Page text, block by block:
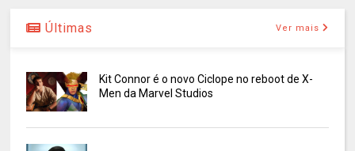
Últimas Ver mais
Kit Connor é o novo Ciclope no reboot de X-
Men da Marvel Studios